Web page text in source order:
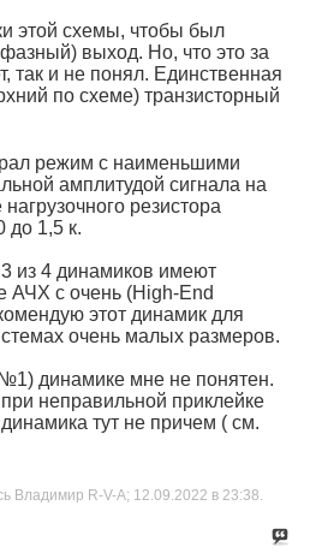
этой схемы, чтобы был
выход. Но, что это за
так и не понял. Единственная
по схеме) транзисторный
режим с наименьшими
амплитудой сигнала на
резистора
до 1,5 к.
из 4 динамиков имеют
АЧХ с очень (High-End
этот динамик для
очень малых размеров.
динамике мне не понятен.
неправильной приклейке
тут не причем ( см.
Владимир R-V-A; 12.09.2022 в 23:38